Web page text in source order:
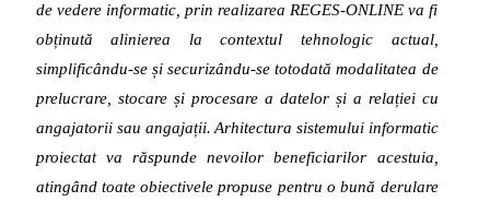
de vedere informatic, prin realizarea REGES-ONLINE va fi
obținută alinierea la contextul tehnologic actual,
simplificându-se și securizându-se totodată modalitatea de
prelucrare, stocare și procesare a datelor și a relației cu
angajatorii sau angajații. Arhitectura sistemului informatic
proiectat va răspunde nevoilor beneficiarilor acestuia,
atingând toate obiectivele propuse pentru o bună derulare